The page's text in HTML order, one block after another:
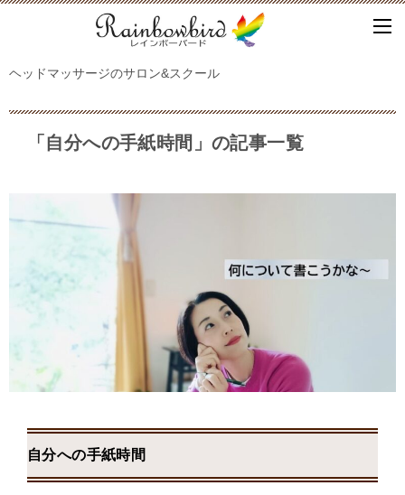
ヘッドマッサージのサロン&スクール
「自分への手紙時間」の記事一覧
自分への手紙時間